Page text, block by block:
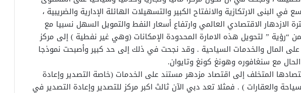
في البنى الارتكازية والانفتاح الكبير والتسهيلات الهائلة الإدارية والضريبية ،
الاقتصادي العالمي وارتفاع أسعار النفط والتمويل السهل نسبيا مع
“رؤية ” لتحويل هذه الامارة المحدودة الإمكانات (وهي غير نفطية ) إلى مركز
المال والخدمات السياحية . وقد نجحت في ذلك إلى حد كبير وأصبحت نموذجا
مع سنغافوره وهونغ كونغ وتايوان.
المتخلف إلى اقتصاد مزدهر مستند على الخدمات (خاصة التصدير وإعادة
والعقارات ) . فمثلا تعد دبي الآن ثالث اكبر مركز للتصدير وإعادة التصدير في